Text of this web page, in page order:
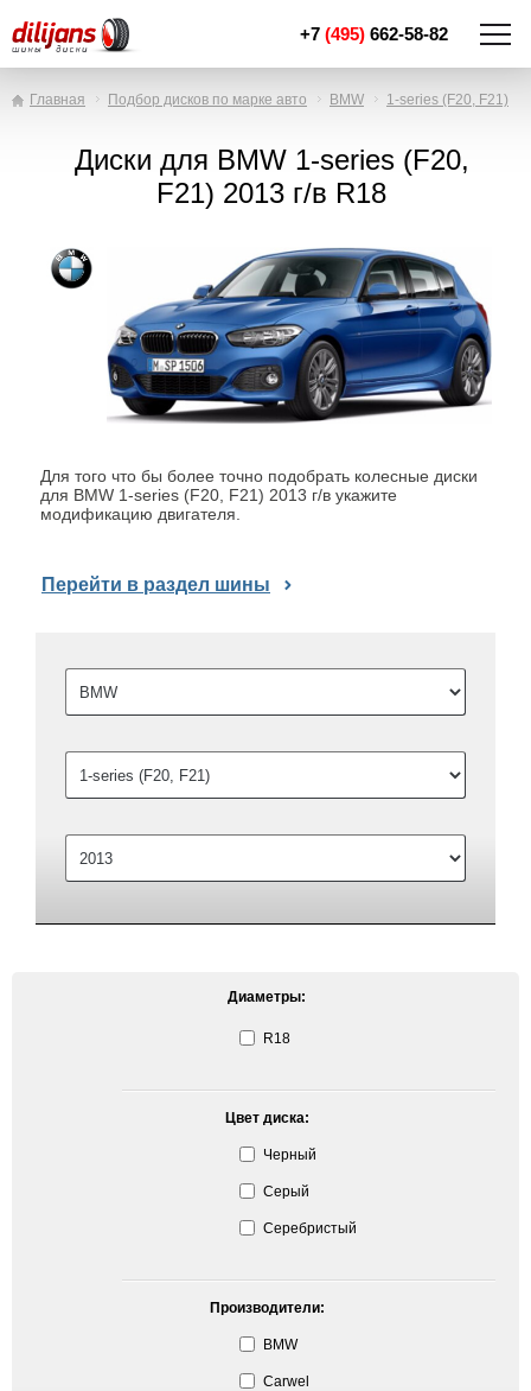
+7 (495) 662-58-82
Главная Подбор дисков по марке авто BMW 1-series (F20, F21)
Диски для BMW 1-series (F20,
F21) 2013 г/в R18
Для того что бы более точно подобрать колесные диски
для BMW 1-series (F20, F21) 2013 г/в укажите
модификацию двигателя.
Перейти в раздел шины
Диаметры:
R18
Цвет диска:
Черный
Серый
Серебристый
Производители:
BMW
Carwel